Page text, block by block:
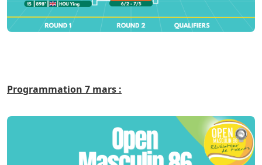
Programmation 7 mars :